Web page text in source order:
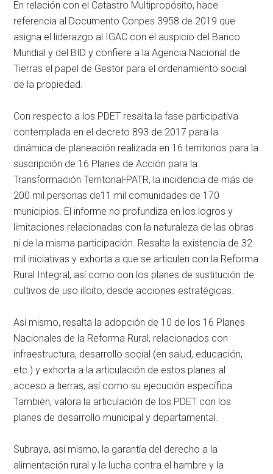
En relación con el Catastro Multipropósito, hace
referencia al Documento Conpes 3958 de 2019 que
asigna el liderazgo al IGAC con el auspicio del Banco
Mundial y del BID y confiere a la Agencia Nacional de
Tierras el papel de Gestor para el ordenamiento social
de la propiedad.
Con respecto a los PDET resalta la fase participativa
contemplada en el decreto 893 de 2017 para la
dinámica de planeación realizada en 16 territorios para la
suscripción de 16 Planes de Acción para la
Transformación Territorial-PATR, la incidencia de más de
200 mil personas de11 mil comunidades de 170
municipios. El informe no profundiza en los logros y
limitaciones relacionadas con la naturaleza de las obras
ni de la misma participación. Resalta la existencia de 32
mil iniciativas y exhorta a que se articulen con la Reforma
Rural Integral, así como con los planes de sustitución de
cultivos de uso ilícito, desde acciones estratégicas.
Así mismo, resalta la adopción de 10 de los 16 Planes
Nacionales de la Reforma Rural, relacionados con
infraestructura, desarrollo social (en salud, educación,
etc.) y exhorta a la articulación de estos planes al
acceso a tierras, así como su ejecución específica.
También, valora la articulación de los PDET con los
planes de desarrollo municipal y departamental.
Subraya, así mismo, la garantía del derecho a la
alimentación rural y la lucha contra el hambre y la